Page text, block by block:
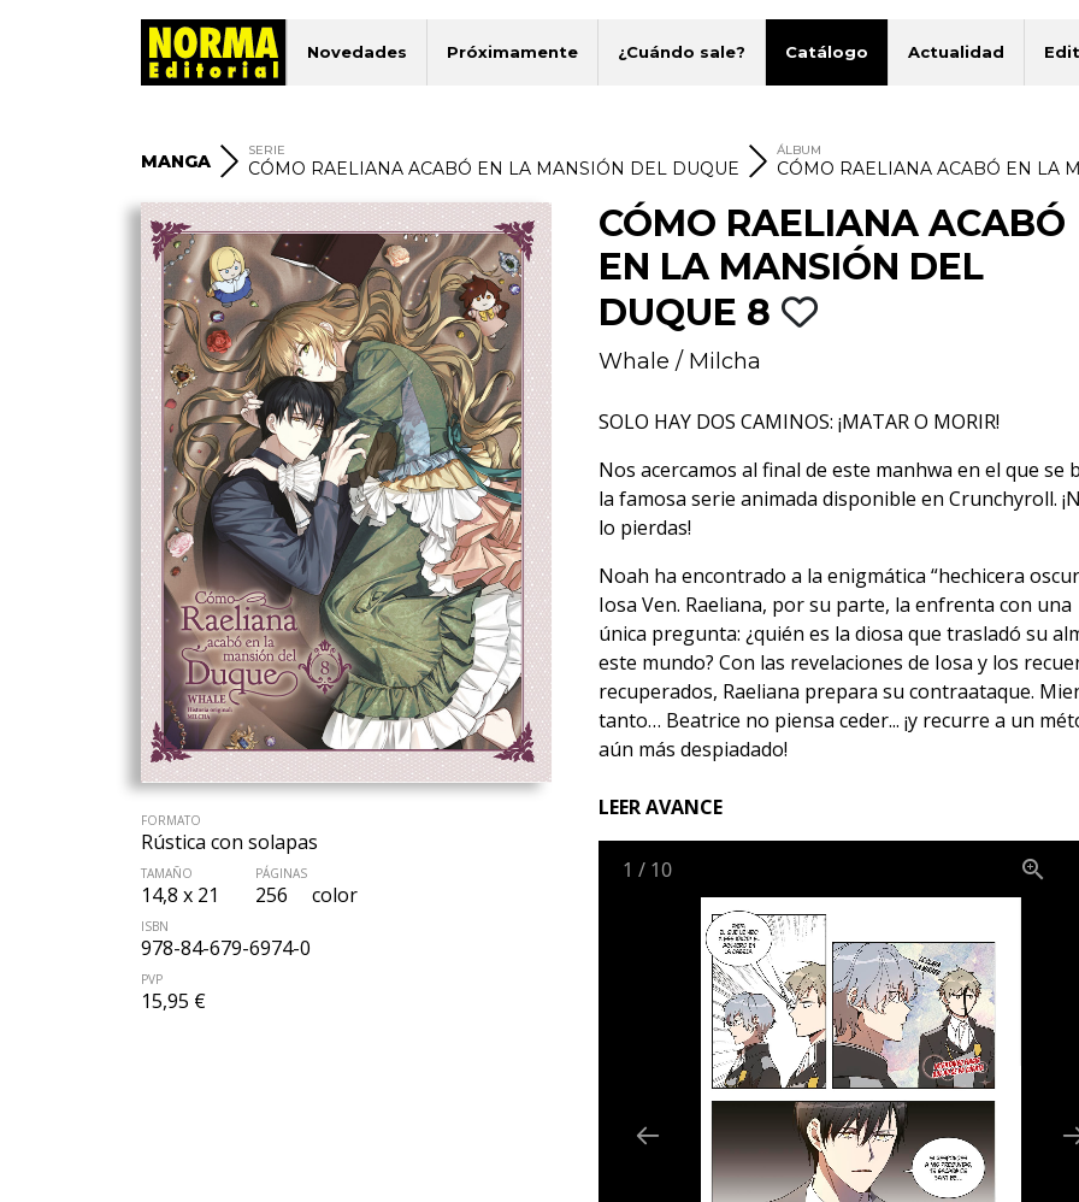
Novedades Próximamente ¿Cuándo sale? Catálogo Actualidad
MANGA
SERIE
CÓMO RAELIANA ACABÓ EN LA MANSIÓN DEL DUQUE
ÁLBUM
CÓMO RAELIANA ACABÓ EN LA
FORMATO
Rústica con solapas
TAMAÑO
14,8 x 21
PÁGINAS
256 color
ISBN
978-84-679-6974-0
PVP
15,95 €
CÓMO RAELIANA ACABÓ
EN LA MANSIÓN DEL
DUQUE 8
Whale / Milcha
SOLO HAY DOS CAMINOS: ¡MATAR O MORIR!
Nos acercamos al final de este manhwa en el que se
la famosa serie animada disponible en Crunchyroll.
lo pierdas!
Noah ha encontrado a la enigmática “hechicera
Iosa Ven. Raeliana, por su parte, la enfrenta con una
única pregunta: ¿quién es la diosa que trasladó su
este mundo? Con las revelaciones de Iosa y los
recuperados, Raeliana prepara su contraataque.
tanto… Beatrice no piensa ceder... ¡y recurre a un
aún más despiadado!
LEER AVANCE
1 / 10